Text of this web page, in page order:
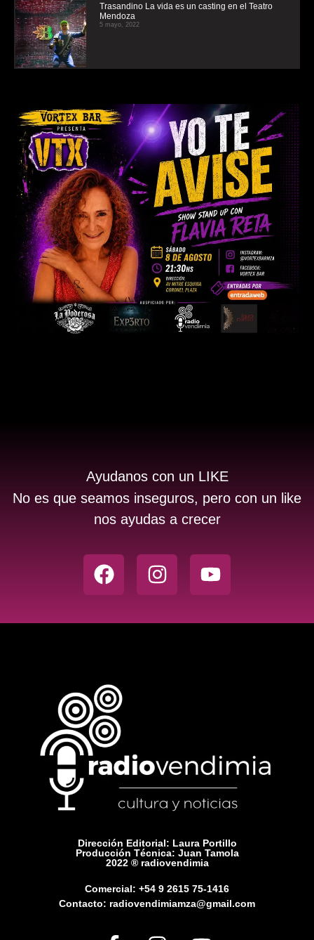
Trasandino La vida es un casting en el Teatro
Mendoza
5 mayo, 2022
Ayudanos con un LIKE
No es que seamos inseguros, pero con un like
nos ayudas a crecer
Dirección Editorial: Laura Portillo
Producción Técnica: Juan Tamola
2022 ® radiovendimia
Comercial: +54 9 2615 75-1416
Contacto: radiovendimiamza@gmail.com